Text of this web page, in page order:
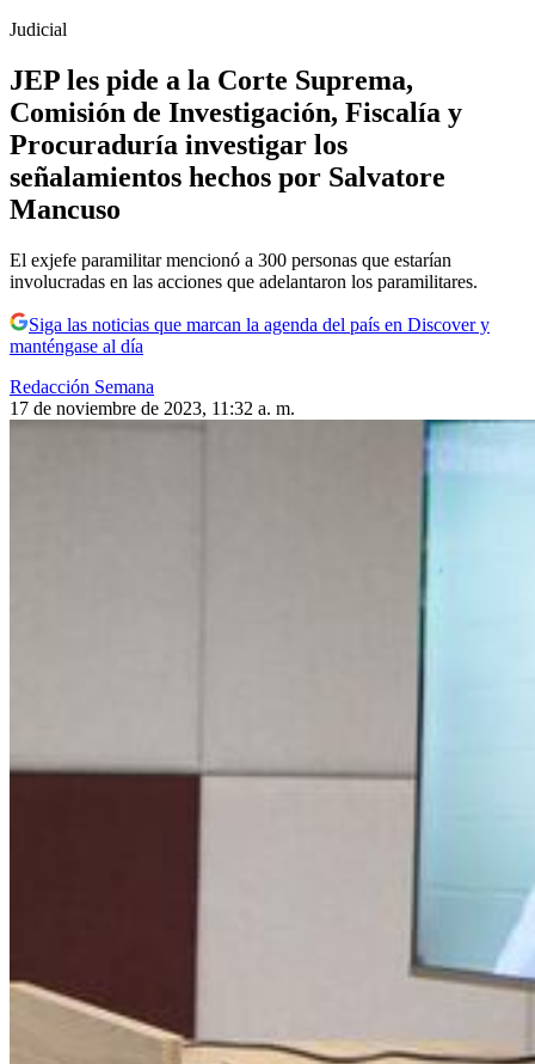
Judicial
JEP les pide a la Corte Suprema,
Comisión de Investigación, Fiscalía y
Procuraduría investigar los
señalamientos hechos por Salvatore
Mancuso
El exjefe paramilitar mencionó a 300 personas que estarían
involucradas en las acciones que adelantaron los paramilitares.
Siga las noticias que marcan la agenda del país en Discover y
manténgase al día
Redacción Semana
17 de noviembre de 2023, 11:32 a. m.